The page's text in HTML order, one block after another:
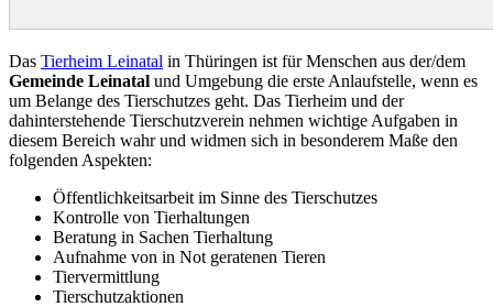
Das Tierheim Leinatal in Thüringen ist für Menschen aus der/dem
Gemeinde Leinatal und Umgebung die erste Anlaufstelle, wenn es
um Belange des Tierschutzes geht. Das Tierheim und der
dahinterstehende Tierschutzverein nehmen wichtige Aufgaben in
diesem Bereich wahr und widmen sich in besonderem Maße den
folgenden Aspekten:
Öffentlichkeitsarbeit im Sinne des Tierschutzes
Kontrolle von Tierhaltungen
Beratung in Sachen Tierhaltung
Aufnahme von in Not geratenen Tieren
Tiervermittlung
Tierschutzaktionen